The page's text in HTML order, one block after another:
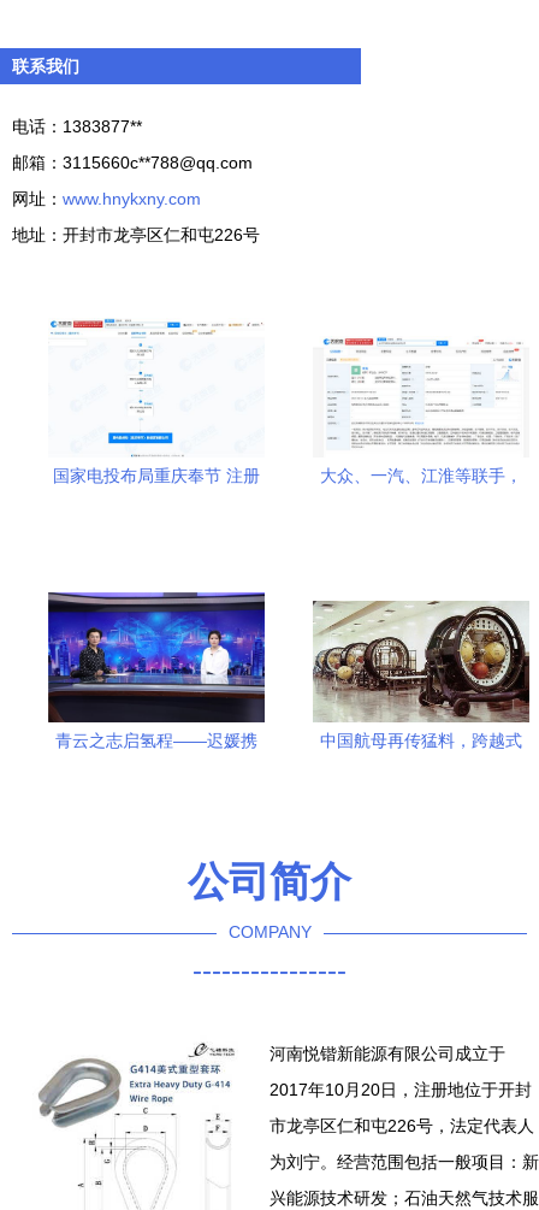
联系我们
电话：1383877**
邮箱：3115660c**788@qq.com
网址： www.hnykxny.com
地址：开封市龙亭区仁和屯226号
国家电投布局重庆奉节 注册
大众、一汽、江淮等联手，
青云之志启氢程——迟媛携
中国航母再传猛料，跨越式
公司简介
COMPANY
----------------
河南悦锴新能源有限公司成立于
2017年10月20日，注册地位于开封
市龙亭区仁和屯226号，法定代表人
为刘宁。经营范围包括一般项目：新
兴能源技术研发；石油天然气技术服